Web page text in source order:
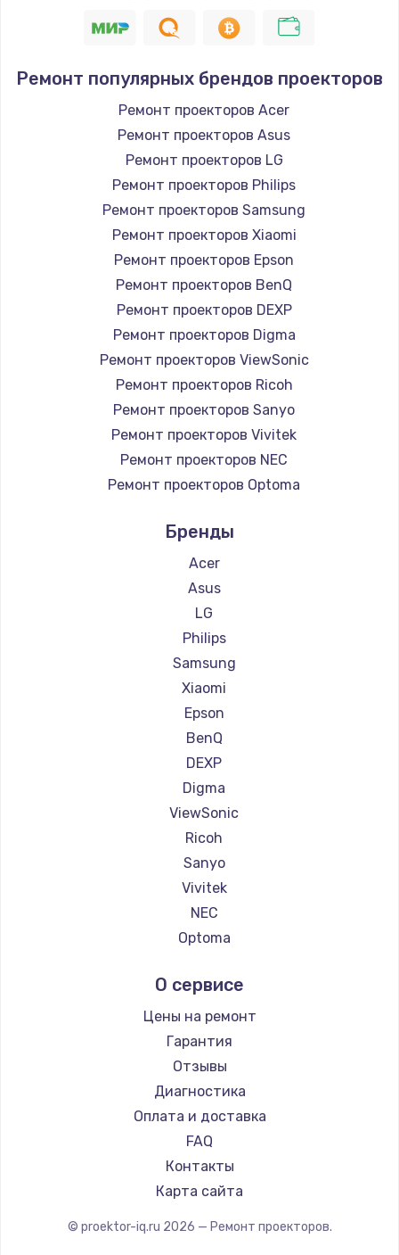
Ремонт популярных брендов проекторов
Ремонт проекторов Acer
Ремонт проекторов Asus
Ремонт проекторов LG
Ремонт проекторов Philips
Ремонт проекторов Samsung
Ремонт проекторов Xiaomi
Ремонт проекторов Epson
Ремонт проекторов BenQ
Ремонт проекторов DEXP
Ремонт проекторов Digma
Ремонт проекторов ViewSonic
Ремонт проекторов Ricoh
Ремонт проекторов Sanyo
Ремонт проекторов Vivitek
Ремонт проекторов NEC
Ремонт проекторов Optoma
Ремонт проекторов Infocus
Ремонт проекторов Barco
Ремонт проекторов Xgimi
Ремонт проекторов JVC
Ремонт проекторов Casio
Ремонт проекторов Hiper
Ремонт проекторов HITACHI
Ремонт проекторов Panasonic
Ремонт проекторов Hisense
Бренды
Acer
Asus
LG
Philips
Samsung
Xiaomi
Epson
BenQ
DEXP
Digma
ViewSonic
Ricoh
Sanyo
Vivitek
NEC
Optoma
Infocus
Barco
Xgimi
JVC
Casio
Hiper
HITACHI
Panasonic
Hisense
О сервисе
Цены на ремонт
Гарантия
Отзывы
Диагностика
Оплата и доставка
FAQ
Контакты
Карта сайта
© proektor-iq.ru 2026 — Ремонт проекторов.